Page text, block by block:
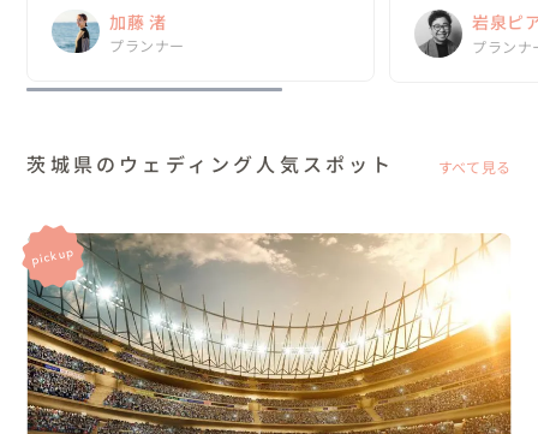
加藤 渚
プランナー
岩泉ピ
（
プランナ
茨城県のウェディング人気スポット すべて見る